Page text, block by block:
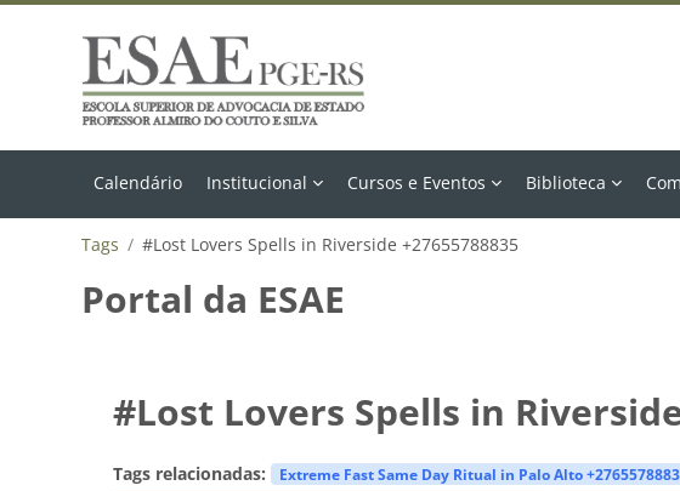
Calendário Institucional Cursos e Eventos Biblioteca
Tags #Lost Lovers Spells in Riverside +27655788835
Portal da ESAE
#Lost Lovers Spells in
Tags relacionadas: Extreme Fast Same Day Ritual in Palo Alto